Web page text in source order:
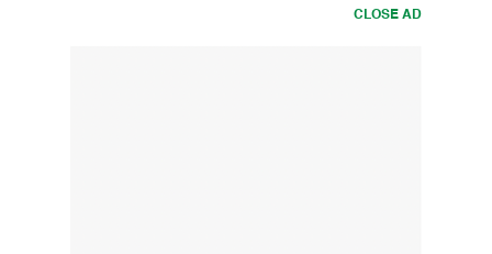
CLOSE AD